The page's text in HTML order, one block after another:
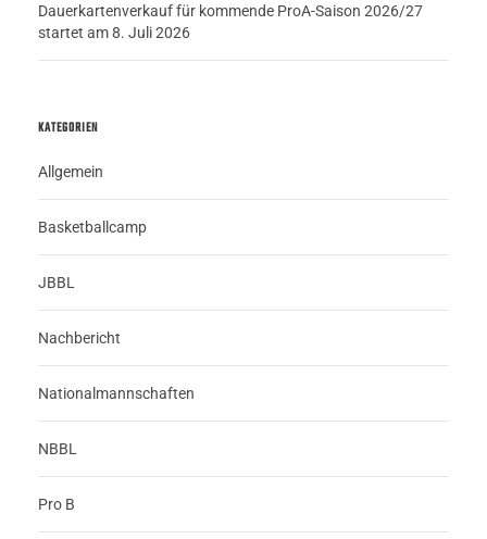
Dauerkartenverkauf für kommende ProA-Saison 2026/27
startet am 8. Juli 2026
KATEGORIEN
Allgemein
Basketballcamp
JBBL
Nachbericht
Nationalmannschaften
NBBL
Pro B